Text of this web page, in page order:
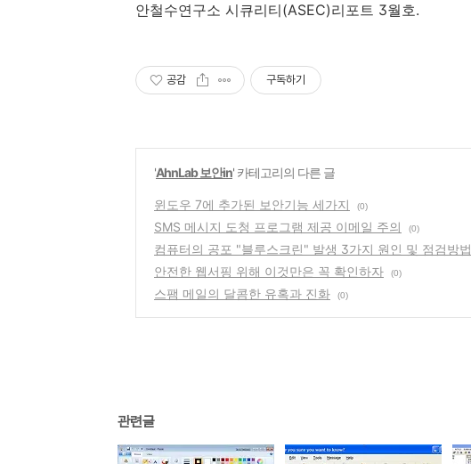
안철수연구소 시큐리티(ASEC)리포트 3월호.
공감 구독하기
'AhnLab 보안in' 카테고리의 다른 글
윈도우 7에 추가된 보안기능 세가지 (0)
SMS 메시지 도청 프로그램 제공 이메일 주의 (0)
컴퓨터의 공포 "블루스크린" 발생 3가지 원인 및 점검방법
안전한 웹서핑 위해 이것만은 꼭 확인하자 (0)
스팸 메일의 달콤한 유혹과 진화 (0)
관련글